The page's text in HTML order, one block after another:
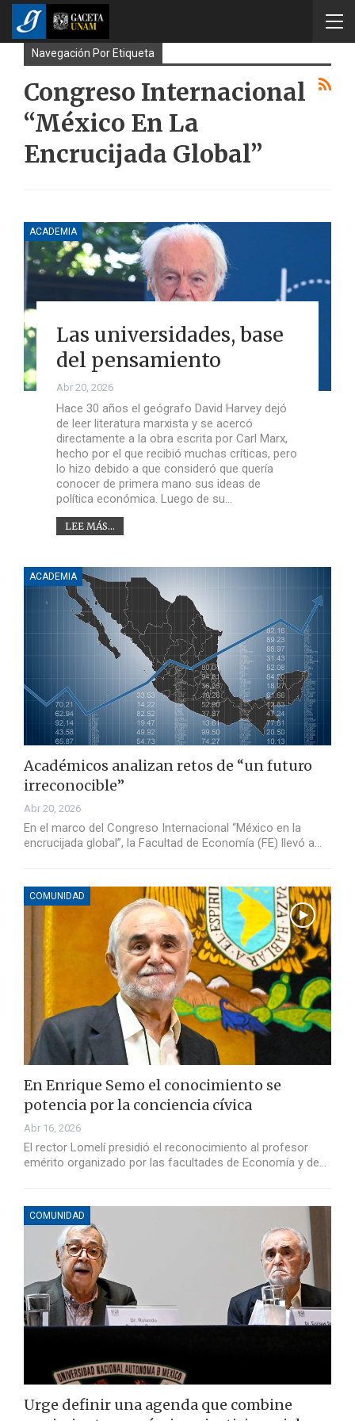
Navegación Por Etiqueta
Congreso Internacional
“México En La
Encrucijada Global”
ACADEMIA
Las universidades, base
del pensamiento
Abr 20, 2026
Hace 30 años el geógrafo David Harvey dejó
de leer literatura marxista y se acercó
directamente a la obra escrita por Carl Marx,
hecho por el que recibió muchas críticas, pero
lo hizo debido a que consideró que quería
conocer de primera mano sus ideas de
política económica. Luego de su…
LEE MÁS...
ACADEMIA
Académicos analizan retos de “un futuro
irreconocible”
Abr 20, 2026
En el marco del Congreso Internacional “México en la
encrucijada global”, la Facultad de Economía (FE) llevó a…
COMUNIDAD
En Enrique Semo el conocimiento se
potencia por la conciencia cívica
Abr 16, 2026
El rector Lomelí presidió el reconocimiento al profesor
emérito organizado por las facultades de Economía y de…
COMUNIDAD
Urge definir una agenda que combine